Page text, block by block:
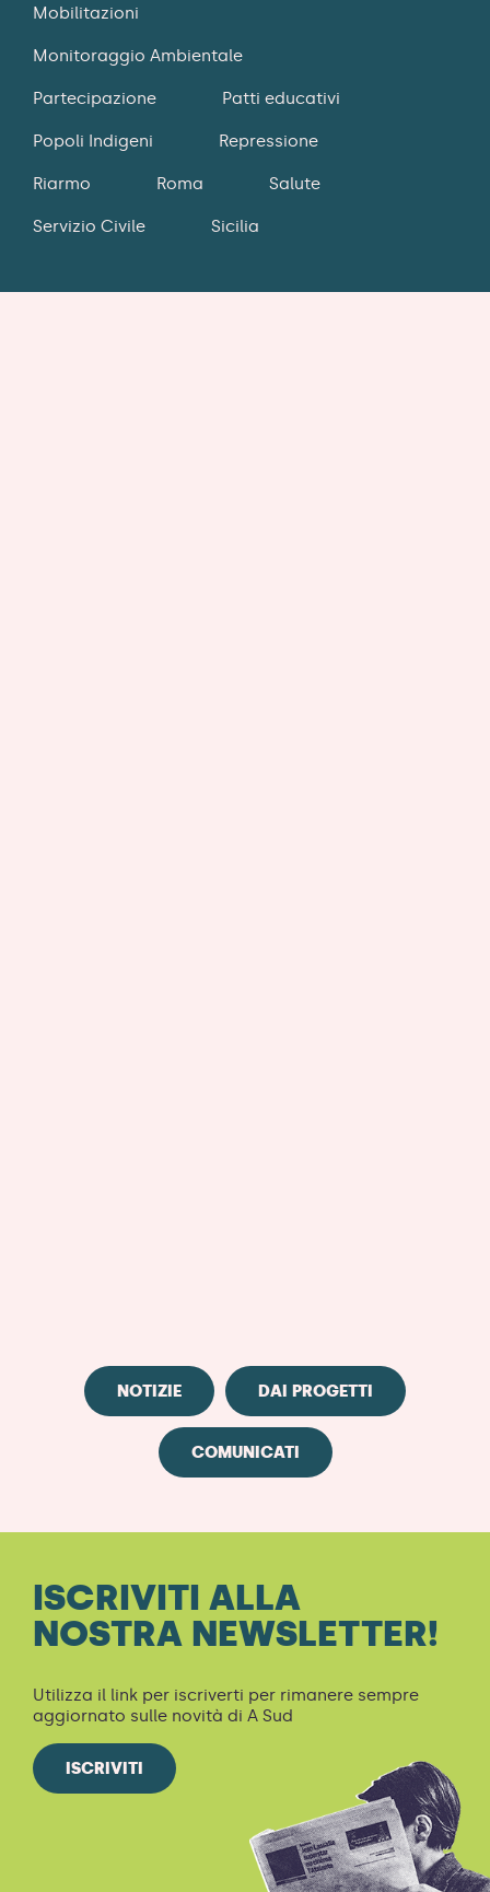
Mobilitazioni
Monitoraggio Ambientale
Partecipazione Patti educativi
Popoli Indigeni Repressione
Riarmo Roma Salute
Servizio Civile Sicilia
NOTIZIE DAI PROGETTI
COMUNICATI
ISCRIVITI ALLA
NOSTRA NEWSLETTER!
Utilizza il link per iscriverti per rimanere sempre
aggiornato sulle novità di A Sud
ISCRIVITI